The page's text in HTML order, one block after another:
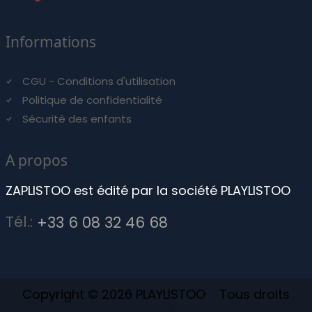
Informations
CGU - Conditions d'utilisation
Politique de confidentialité
Sécurité des enfants
A propos
ZAPLISTOO est édité par la société PLAYLISTOO
Tél.: +33 6 08 32 46 68
Copyright © 2026 PLAYLISTOO Tous droits